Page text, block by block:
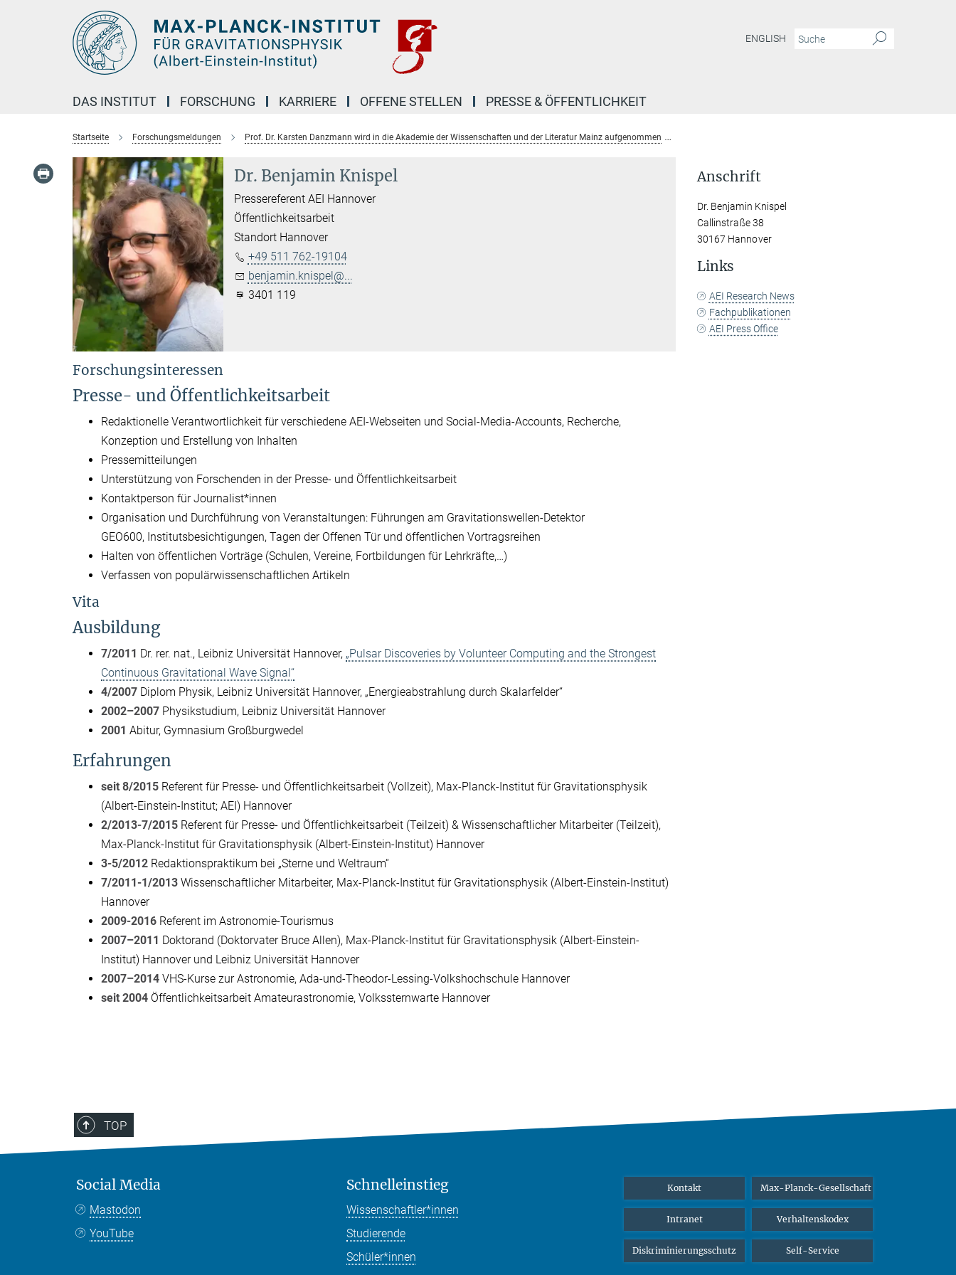
ENGLISH
DAS INSTITUT FORSCHUNG KARRIERE OFFENE STELLEN PRESSE & ÖFFENTLICHKEIT
Startseite Forschungsmeldungen Prof. Dr. Karsten Danzmann wird in die Akademie der Wissenschaften und der Literatur Mainz aufgenommen
Dr. Benjamin Knispel
Pressereferent AEI Hannover
Öffentlichkeitsarbeit
Standort Hannover
+49 511 762-19104
benjamin.knispel@...
3401 119
Forschungsinteressen
Presse- und Öffentlichkeitsarbeit
Redaktionelle Verantwortlichkeit für verschiedene AEI-Webseiten und Social-Media-Accounts, Recherche,
Konzeption und Erstellung von Inhalten
Pressemitteilungen
Unterstützung von Forschenden in der Presse- und Öffentlichkeitsarbeit
Kontaktperson für Journalist*innen
Organisation und Durchführung von Veranstaltungen: Führungen am Gravitationswellen-Detektor
GEO600, Institutsbesichtigungen, Tagen der Offenen Tür und öffentlichen Vortragsreihen
Halten von öffentlichen Vorträge (Schulen, Vereine, Fortbildungen für Lehrkräfte,…)
Verfassen von populärwissenschaftlichen Artikeln
Vita
Ausbildung
7/2011 Dr. rer. nat., Leibniz Universität Hannover, „Pulsar Discoveries by Volunteer Computing and the Strongest
Continuous Gravitational Wave Signal“
4/2007 Diplom Physik, Leibniz Universität Hannover, „Energieabstrahlung durch Skalarfelder“
2002–2007 Physikstudium, Leibniz Universität Hannover
2001 Abitur, Gymnasium Großburgwedel
Erfahrungen
seit 8/2015 Referent für Presse- und Öffentlichkeitsarbeit (Vollzeit), Max-Planck-Institut für Gravitationsphysik
(Albert-Einstein-Institut; AEI) Hannover
2/2013-7/2015 Referent für Presse- und Öffentlichkeitsarbeit (Teilzeit) & Wissenschaftlicher Mitarbeiter (Teilzeit),
Max-Planck-Institut für Gravitationsphysik (Albert-Einstein-Institut) Hannover
3-5/2012 Redaktionspraktikum bei „Sterne und Weltraum“
7/2011-1/2013 Wissenschaftlicher Mitarbeiter, Max-Planck-Institut für Gravitationsphysik (Albert-Einstein-Institut)
Hannover
2009-2016 Referent im Astronomie-Tourismus
2007–2011 Doktorand (Doktorvater Bruce Allen), Max-Planck-Institut für Gravitationsphysik (Albert-Einstein-
Institut) Hannover und Leibniz Universität Hannover
2007–2014 VHS-Kurse zur Astronomie, Ada-und-Theodor-Lessing-Volkshochschule Hannover
seit 2004 Öffentlichkeitsarbeit Amateurastronomie, Volkssternwarte Hannover
Anschrift
Dr. Benjamin Knispel
Callinstraße 38
30167 Hannover
Links
AEI Research News
Fachpublikationen
AEI Press Office
TOP
Social Media
Mastodon
YouTube
Schnelleinstieg
Wissenschaftler*innen
Studierende
Schüler*innen
Kontakt Max-Planck-Gesellschaft
Intranet Verhaltenskodex
Diskriminierungsschutz Self-Service